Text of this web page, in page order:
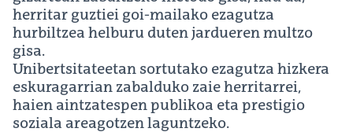
herritar guztiei goi-mailako ezagutza
hurbiltzea helburu duten jardueren multzo
gisa.
Unibertsitateetan sortutako ezagutza hizkera
eskuragarrian zabalduko zaie herritarrei,
haien aintzatespen publikoa eta prestigio
soziala areagotzen laguntzeko.